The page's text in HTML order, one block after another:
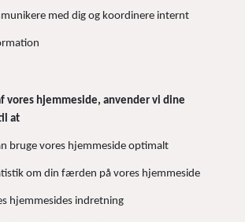
med dig og koordinere internt
vores hjemmeside, anvender vi dine
at
bruge vores hjemmeside optimalt
om din færden på vores hjemmeside
hjemmesides indretning